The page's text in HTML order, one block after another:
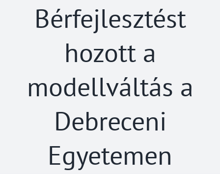
Bérfejlesztést
hozott a
modellváltás a
Debreceni
Egyetemen